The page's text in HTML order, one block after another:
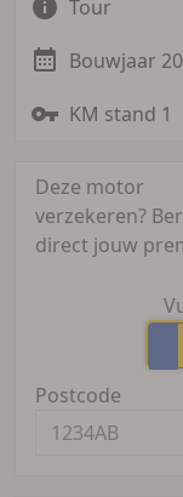
Tour
Bouwjaar
KM stand 1
Deze motor
verzekeren?
direct jouw
Postcode